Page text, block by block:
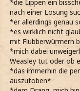
*die Lippen ein
nach einer Lösung
*er allerdings genau
*es wirklich nicht
mit Flubberwürmern
*mich dabei
Weasley tut oder ob
*das immerhin die
auszutoben*